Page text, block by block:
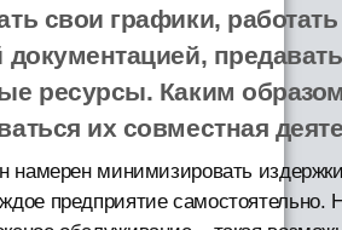
свои графики,
документацией,
ресурсы. Каким
их совместная
намерен минимизировать
предприятие самостоятельно.